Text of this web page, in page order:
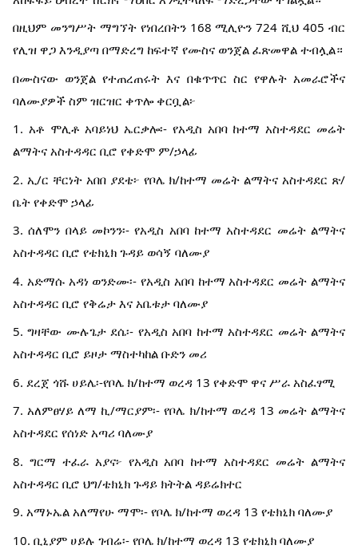
በዚህም መንግሥት ማግኘት የነበረበትን 168 ሚሊዮን 724 ሺህ 405 ብር
የሊዝ ዋጋ እንዲያጣ በማድረግ ከፍተኛ የሙስና ወንጀል ፈጽመዋል ተብሏል።
በሙስናው ወንጀል የተጠረጠሩት እና በቁጥጥር ስር የዋሉት አመራሮችና
ባለሙያዎች ስም ዝርዝር ቀጥሎ ቀርቧል፦
1. አቶ ሞሊቶ አባይነህ ኤርቃሎ፡- የአዲስ አበባ ከተማ አስተዳደር መሬት
ልማትና አስተዳዳር ቢሮ የቀድሞ ም/ኃላፊ
2. ኢ/ር ቸርነት አበበ ያደቴ፦ የቦሌ ክ/ከተማ መሬት ልማትና አስተዳደር ጽ/
ቤት የቀድሞ ኃላፊ
3. ሰለሞን በላይ መኮንን፡- የአዲስ አበባ ከተማ አስተዳደር መሬት ልማትና
አስተዳዳር ቢሮ የቴክኒክ ጉዳይ ወሳኝ ባለሙያ
4. አድማሱ አዳነ ወንድሙ፡- የአዲስ አበባ ከተማ አስተዳደር መሬት ልማትና
አስተዳዳር ቢሮ የቅሬታ እና አቤቱታ ባለሙያ
5. ግዛቸው ሙሉጌታ ደሴ፡- የአዲስ አበባ ከተማ አስተዳደር መሬት ልማትና
አስተዳዳር ቢሮ ይዞታ ማስተካከል ቡድን መሪ
6. ደረጀ ጎሹ ሀይሌ፡-የቦሌ ክ/ከተማ ወረዳ 13 የቀድሞ ዋና ሥራ አስፈፃሚ
7. አለምፀሃይ ለማ ኪ/ማርያም፡- የቦሌ ክ/ከተማ ወረዳ 13 መሬት ልማትና
አስተዳደር የሰነድ አጣሪ ባለሙያ
8. ግርማ ተፈራ አያና፦ የአዲስ አበባ ከተማ አስተዳደር መሬት ልማትና
አስተዳዳር ቢሮ ህግ/ቴክኒክ ጉዳይ ክትትል ዳይሬክተር
9. አማኑኤል አለማየሁ ማሞ፡- የቦሌ ክ/ከተማ ወረዳ 13 የቴክኒክ ባለሙያ
10. ቢኒያም ሀይሉ ገብሬ፡- የቦሌ ክ/ከተማ ወረዳ 13 የቴክኒክ ባለሙያ